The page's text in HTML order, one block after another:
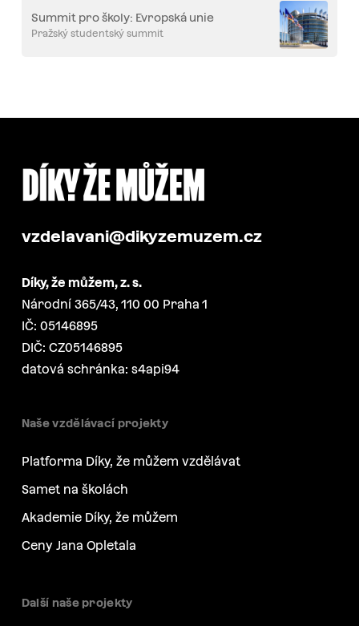
Summit pro školy: Evropská unie
Pražský studentský summit
vzdelavani@dikyzemuzem.cz
Díky, že můžem, z. s.
Národní 365/43, 110 00 Praha 1
IČ: 05146895
DIČ: CZ05146895
datová schránka: s4api94
Naše vzdělávací projekty
Platforma Díky, že můžem vzdělávat
Samet na školách
Akademie Díky, že můžem
Ceny Jana Opletala
Další naše projekty